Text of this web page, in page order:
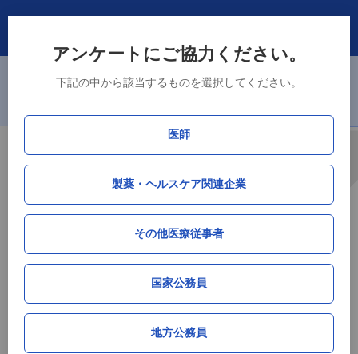
アンケートにご協力ください。
下記の中から該当するものを選択してください。
医師
製薬・ヘルスケア関連企業
その他医療従事者
国家公務員
地方公務員
庁所在地である津市、山口市、徳島市、佐賀市の4市を追加しました。
厚生労働省データ連携
HPV（子宮頸がん）ワクチン接種率データ
大分県
サマリー（全世代）
単月接種率